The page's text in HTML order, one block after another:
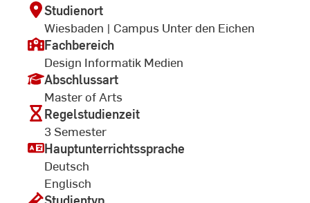
Studienort
Wiesbaden | Campus Unter den Eichen
Fachbereich
Design Informatik Medien
Abschlussart
Master of Arts
Regelstudienzeit
3 Semester
Hauptunterrichtssprache
Deutsch
Englisch